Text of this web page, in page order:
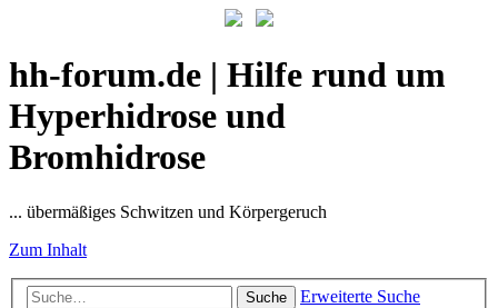
hh-forum.de | Hilfe rund um
Hyperhidrose und
Bromhidrose
... übermäßiges Schwitzen und Körpergeruch
Zum Inhalt
Suche Erweiterte Suche